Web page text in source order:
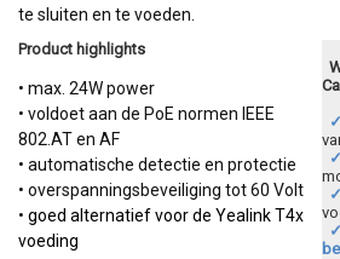
te sluiten en te voeden.
Product highlights
• max. 24W power
• voldoet aan de PoE normen IEEE
802.AT en AF
• automatische detectie en protectie
• overspanningsbeveiliging tot 60 Volt
• goed alternatief voor de Yealink T4x
voeding
✓
✓
✓